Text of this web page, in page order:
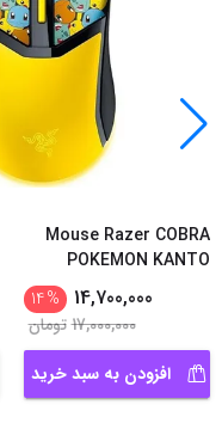
Mouse Razer COBRA
POKEMON KANTO
14,700,000
%
14
17,000,000تومان
افزودن به سبد خرید